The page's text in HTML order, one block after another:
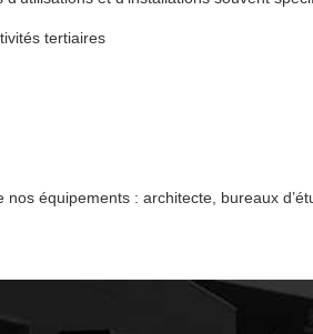
tertiaires
équipements : architecte, bureaux